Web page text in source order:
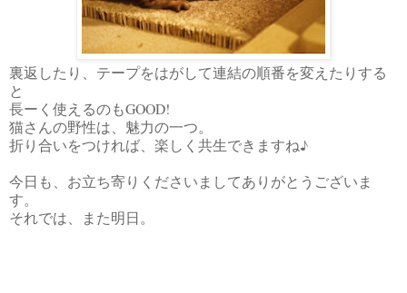
裏返したり、テープをはがして連結の順番を変えたりする
と
長ーく使えるのもGOOD!
猫さんの野性は、魅力の一つ。
折り合いをつければ、楽しく共生できますね♪
今日も、お立ち寄りくださいましてありがとうございま
す。
それでは、また明日。